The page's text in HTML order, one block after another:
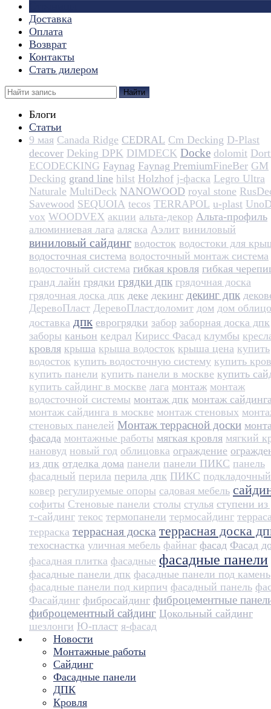
Доставка
Оплата
Возврат
Контакты
Стать дилером
Найти
Блоги
Статьи
9 мая Canada Ridge CEDRAL Cm Decking D-Plast
decover Deking DPK DIMDECK Docke dolomit
ECODECKING Faynag Faynag Premium​​​​​​​​​​FineBer GM
Decking grand line hilst Holzhof j-фаска Legro Ultra
Naturale MultiDeck NANOWOOD royal stone
Savewood SEQUOIA tecos TERRAPOL u-plast
vox WOODVEX акции альта-декор Альта-профиль
алюминиевая лага аляска Аэлит виниловый
виниловый сайдинг водосток водостоки для
водосточная система водосточный монтаж система
водосточный система гибкая кровля гибкая
гранд лайн грядки грядки дпк грядочная доска
грядочная доска дпк деке декинг декинг дпк
ДеревоПласт ДеревоПласт​доломит дом дом
доставка дпк еврогрядки забор заборная доска дпк
заборы каньон кедрал Кирисс Фасад клумбы
кровля крыша крыша водосток крыша цена купить
водосток купить водосточную систему купить
купить панели купить панели в москве купить
купить сайдинг в москве лага монтаж монтаж
водосточной системы монтаж дпк монтаж
монтаж сайдинга в москве монтаж стеновых
стеновых панелей Монтаж террасной доски
фасада монтажные работы мягкая кровля мягкий
нановуд новый год облицовка ограждение
из дпк отделка дома панели панели ПИКС панель
фасадный перила перила дпк ПИКС подкладочный
ковер регулируемые опоры садовая мебель
софиты Стеновые панели столы стулья ступени
т-сайдинг текос термопанели термосайдинг
терраска террасная доска террасная доска
техоснастка уличная мебель файнаг фасад Фасад
фасадная плитка фасадные фасадные панели
фасадные панели дпк фасадные панели под камень
фасадные панели под кирпич фасадный панель
Фасайдинг фибросайдинг фиброцементные
фиброцементный сайдинг Цокольный сайдинг
шезлонги Ю-пласт я-фасад
Новости
Монтажные работы
Сайдинг
Фасадные панели
ДПК
Кровля